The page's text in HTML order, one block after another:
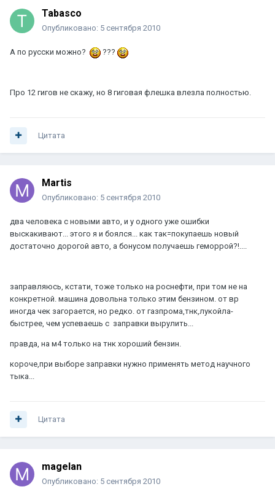
Tabasco
Опубликовано: 5 сентября 2010
А по русски можно? ???
Про 12 гигов не скажу, но 8 гиговая флешка влезла полностью.
Цитата
Martis
Опубликовано: 5 сентября 2010
два человека с новыми авто, и у одного уже ошибки
выскакивают... этого я и боялся... как так=покупаешь новый
достаточно дорогой авто, а бонусом получаешь геморрой?!....
заправляюсь, кстати, тоже только на роснефти, при том не на
конкретной. машина довольна только этим бензином. от вр
иногда чек загорается, но редко. от газпрома,тнк,лукойла-
быстрее, чем успеваешь с заправки вырулить...
правда, на м4 только на тнк хороший бензин.
короче,при выборе заправки нужно применять метод научного
тыка...
Цитата
magelan
Опубликовано: 5 сентября 2010